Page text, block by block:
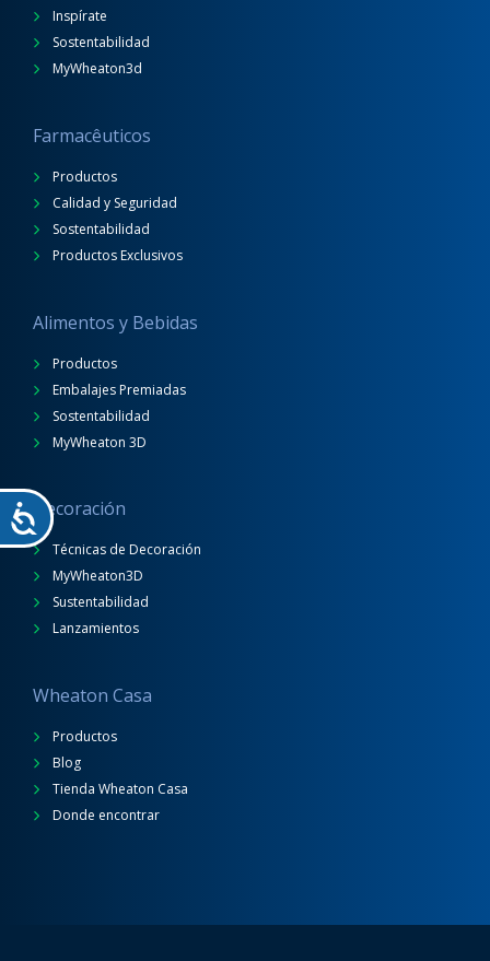
Inspírate
Sostentabilidad
MyWheaton3d
Farmacêuticos
Productos
Calidad y Seguridad
Sostentabilidad
Productos Exclusivos
Alimentos y Bebidas
Productos
Embalajes Premiadas
Sostentabilidad
MyWheaton 3D
Decoración
Técnicas de Decoración
MyWheaton3D
Sustentabilidad
Lanzamientos
Wheaton Casa
Productos
Blog
Tienda Wheaton Casa
Donde encontrar